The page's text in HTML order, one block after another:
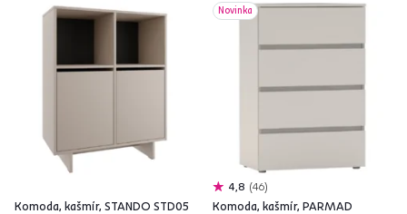
Komoda, kašmír, STANDO STD05
Novinka
4,8 46
Komoda, kašmír, PARMAD